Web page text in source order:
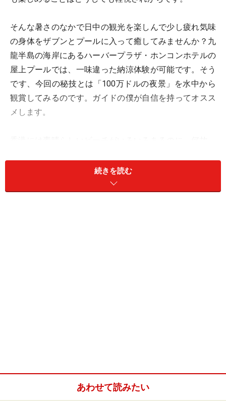
そんな暑さのなかで日中の観光を楽しんで少し疲れ気味
の身体をザブンとプールに入って癒してみませんか？九
龍半島の海岸にあるハーバープラザ・ホンコンホテルの
屋上プールでは、一味違った納涼体験が可能です。そう
です、今回の秘技とは「100万ドルの夜景」を水中から
観賞してみるのです。ガイドの僕が自信を持ってオスス
メします。
とにかく普通じゃないからです。香港中のホテルを探し
ても、このようなコンセプトのプールって香港には他に
飲み物でも注文してプールサイドに寝転んでいるといよ
続きを読む
あわせて読みたい